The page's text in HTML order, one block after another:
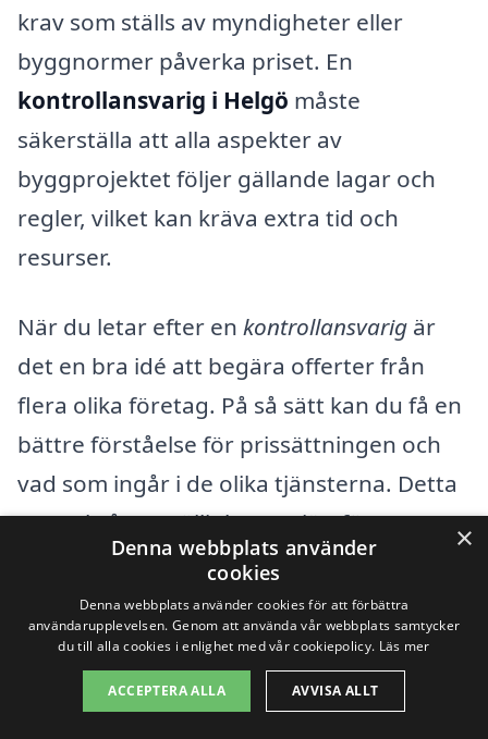
krav som ställs av myndigheter eller
byggnormer påverka priset. En
kontrollansvarig i Helgö måste
säkerställa att alla aspekter av
byggprojektet följer gällande lagar och
regler, vilket kan kräva extra tid och
resurser.
När du letar efter en kontrollansvarig är
det en bra idé att begära offerter från
flera olika företag. På så sätt kan du få en
bättre förståelse för prissättningen och
vad som ingår i de olika tjänsterna. Detta
ger också en möjlighet att jämföra
kompetens och erfarenhet bland olika
aktörer. Hos kontrollansvarig-pris.se gör
vi det enkelt för dig att få flera
erbjudanden, så att du kan hitta den
kontrollansvariga som bäst passar dina
×
Denna webbplats använder
cookies
Denna webbplats använder cookies för att förbättra
användarupplevelsen. Genom att använda vår webbplats samtycker
du till alla cookies i enlighet med vår cookiepolicy. Läs mer
ACCEPTERA ALLA AVVISA ALLT